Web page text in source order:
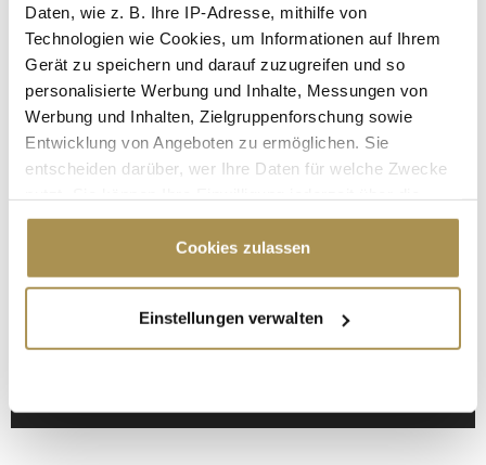
Daten, wie z. B. Ihre IP-Adresse, mithilfe von
Technologien wie Cookies, um Informationen auf Ihrem
Gerät zu speichern und darauf zuzugreifen und so
personalisierte Werbung und Inhalte, Messungen von
Werbung und Inhalten, Zielgruppenforschung sowie
Entwicklung von Angeboten zu ermöglichen. Sie
entscheiden darüber, wer Ihre Daten für welche Zwecke
Cookie-Erklärung oder durch Klicken auf das Privacy
Trigger Symbol ändern oder widerrufen
Informationen über Ihre geografische Lage
erfassen, welche bis auf einige Meter genau sein
bestimmten Merkmalen (Fingerprinting) identifizieren
Cookies zulassen
Einstellungen verwalten
LEADERSNET.TV
LAUTSCHALTEN